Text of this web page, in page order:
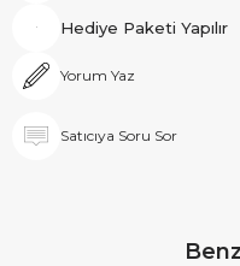
Hediye Paketi Yapılır
Yorum Yaz
Satıcıya Soru Sor